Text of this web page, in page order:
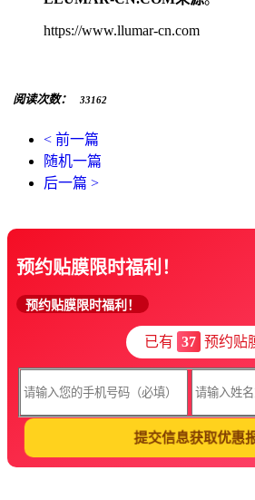
https://www.llumar-cn.com
阅读次数： 33162
< 前一篇
随机一篇
后一篇 >
预约贴膜限时福利！
预约贴膜限时福利！
已有 37 预约贴
提交信息获取优惠